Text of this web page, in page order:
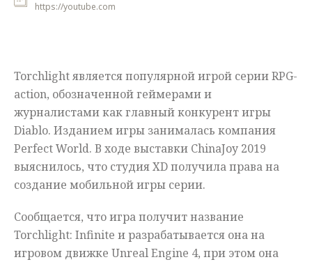
Мненияhttps://youtube.com
Torchlight является популярной игрой серии RPG-
action, обозначенной геймерами и
журналистами как главный конкурент игры
Diablo. Изданием игры занималась компания
Perfect World. В ходе выставки ChinaJoy 2019
выяснилось, что студия XD получила права на
создание мобильной игры серии.
Сообщается, что игра получит название
Torchlight: Infinite и разрабатывается она на
игровом движке Unreal Engine 4, при этом она